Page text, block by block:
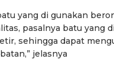
yang di gunakan
pasalnya batu yang
sehingga dapat
jelasnya